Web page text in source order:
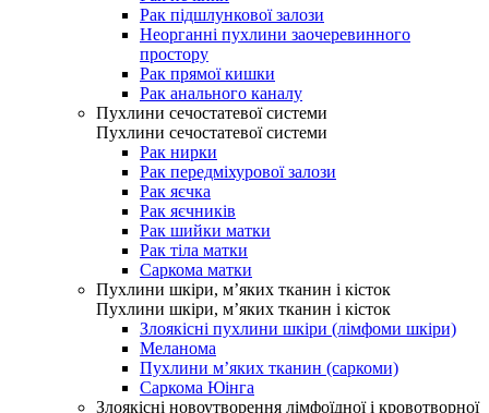
Рак підшлункової залози
Неорганні пухлини заочеревинного
простору
Рак прямої кишки
Рак анального каналу
Пухлини сечостатевої системи
Пухлини сечостатевої системи
Рак нирки
Рак передміхурової залози
Рак яєчка
Рак яєчників
Рак шийки матки
Рак тіла матки
Саркома матки
Пухлини шкіри, м’яких тканин і кісток
Пухлини шкіри, м’яких тканин і кісток
Злоякісні пухлини шкіри (лімфоми шкіри)
Меланома
Пухлини м’яких тканин (саркоми)
Саркома Юінга
Злоякісні новоутворення лімфоїдної і кровотворної